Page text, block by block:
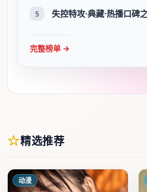
5
完整榜单 →
精选推荐
动漫